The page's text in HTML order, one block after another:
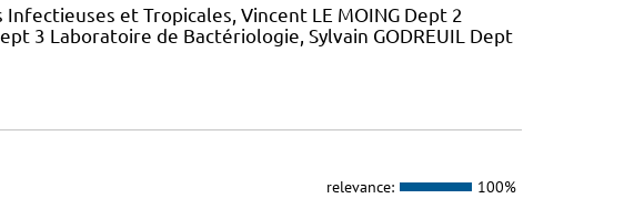
et Tropicales, Vincent LE MOING Dept 2
3 Laboratoire de Bactériologie, Sylvain GODREUIL Dept
relevance: 100%